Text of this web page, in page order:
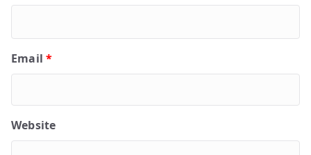
Email*
Website